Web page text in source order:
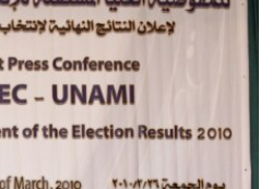
گزارش‌های ویدئویی
English